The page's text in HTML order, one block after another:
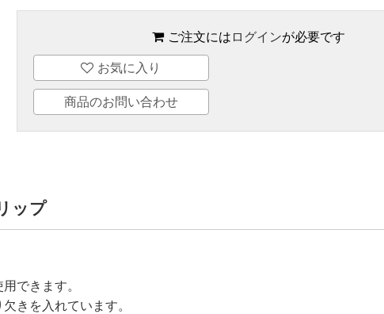
ご注文には ログインが必要です
お気に入り
商品のお問い合わせ
ップ
できます。
きを入れています。